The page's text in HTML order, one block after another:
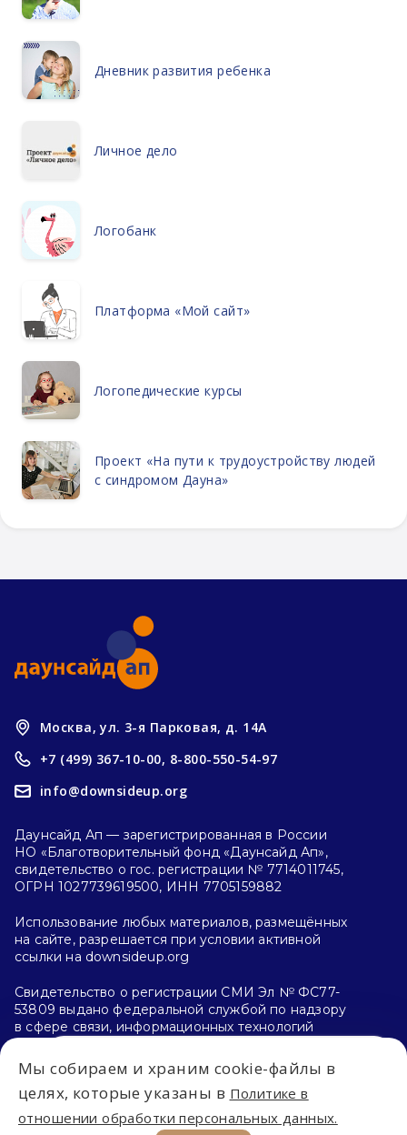
Дневник развития ребенка
Личное дело
Логобанк
Платформа «Мой сайт»
Логопедические курсы
Проект «На пути к трудоустройству людей
с синдромом Дауна»
Впервые на сайте?
С чего начать?
Москва, ул. 3-я Парковая, д. 14А
+7 (499) 367-10-00, 8-800-550-54-97
info@downsideup.org
Даунсайд Ап — зарегистрированная в России
НО «Благотворительный фонд «Даунсайд Ап»,
свидетельство о гос. регистрации № 7714011745,
ОГРН 1027739619500, ИНН 7705159882
Использование любых материалов, размещённых
на сайте, разрешается при условии активной
ссылки на downsideup.org
Свидетельство о регистрации СМИ Эл № ФС77-
53809 выдано федеральной службой по надзору
в сфере связи, информационных технологий
и массовых коммуникаций (Роскомнадзор)
26.04.2013 г.
Политика конфиденциальности
Мы собираем и храним cookie-файлы в
целях, которые указаны в Политике в
отношении обработки персональных данных.